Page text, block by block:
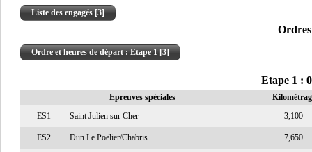
Liste des engagés [3]
Ordre et heures de départ : Etape 1 [3]
Etape 1 :
Epreuves spéciales
ES1
Saint Julien sur Cher 3,100
ES2 Dun Le Poëlier/Chabris 7,650